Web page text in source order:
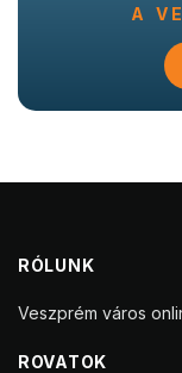
A
RÓLUNK
Veszprém város
ROVATOK